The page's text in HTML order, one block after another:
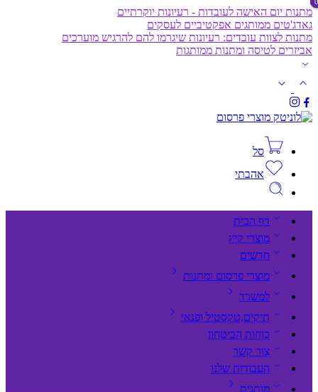
מתנות יום האישה לעובדות - רעיונות יוקרתיים
גאדג'טים ממותגים אפקטיביים לעסקים
מתנות לצוות עובדים: רעיונות שיגרמו להם להרגיש מוערכים
אביזרים לטיסה ומתנות ממותגות
סל
אהבתי
דף הבית
מוצרי קיץ
חדשים
מוצרי פרסום ומתנות
למשרד
תיקים,טקסטיל ופנאי
כוחות הביטחון
צור קשר
העבודות שלנו
מותגים